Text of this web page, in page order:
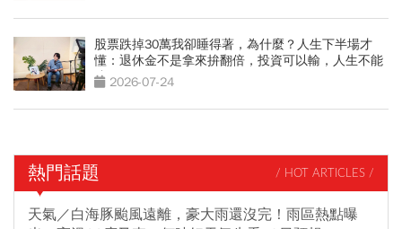
股票跌掉30萬我卻睡得著，為什麼？人生下半場才
懂：退休金不是拿來拚翻倍，投資可以輸，人生不能
賭 2026-07-24
熱門話題 / HOT ARTICLES /
天氣／白海豚颱風遠離，豪大雨還沒完！雨區熱點曝